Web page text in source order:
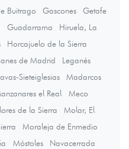
Buitrago
Gascones
Getafe
Guadarrama
Hiruela, La
Horcajuelo de la Sierra
de Madrid
Leganés
Sieteiglesias
Madarcos
el Real
Meco
de la Sierra
Molar, El
Moraleja de Enmedio
Móstoles
Navacerrada